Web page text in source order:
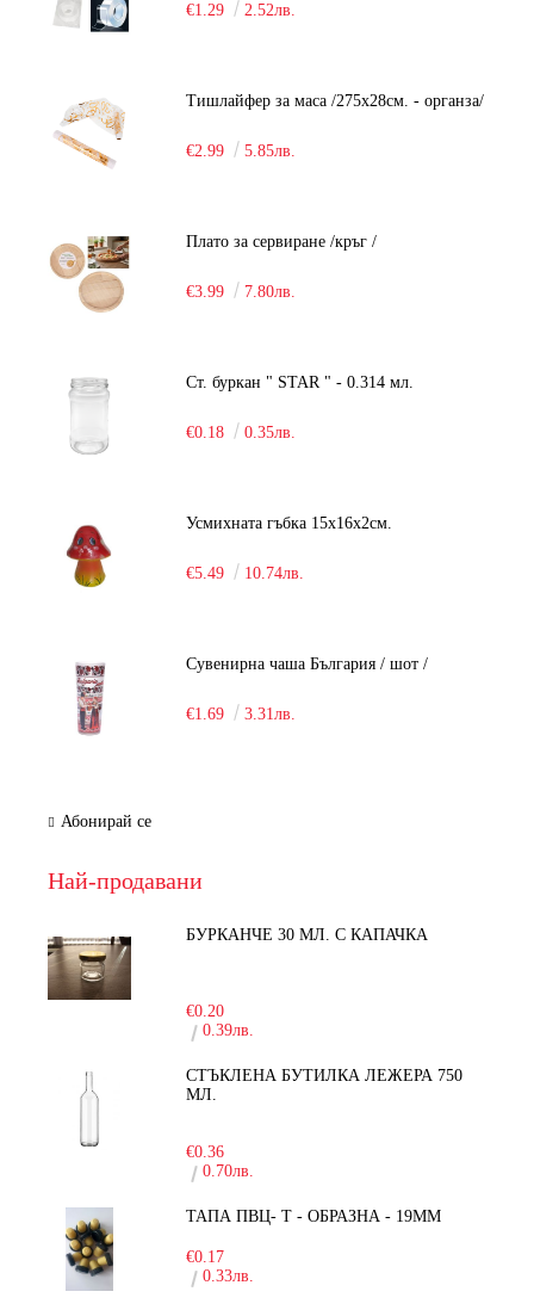
€1.29 2.52лв.
Тишлайфер за маса /275х28см. - органза/
€2.99 5.85лв.
Плато за сервиране /кръг /
€3.99 7.80лв.
Ст. буркан " STAR " - 0.314 мл.
€0.18 0.35лв.
Усмихната гъбка 15х16х2см.
€5.49 10.74лв.
Сувенирна чаша България / шот /
€1.69 3.31лв.
Абонирай се
Най-продавани
БУРКАНЧЕ 30 МЛ. С КАПАЧКА
€0.20
0.39лв.
СТЪКЛЕНА БУТИЛКА ЛЕЖЕРА 750
МЛ.
€0.36
0.70лв.
ТАПА ПВЦ- Т - ОБРАЗНА - 19ММ
€0.17
0.33лв.